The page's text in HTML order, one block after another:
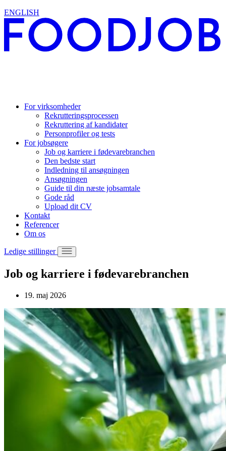
ENGLISH
For virksomheder
Rekrutteringsprocessen
Rekruttering af kandidater
Personprofiler og tests
For jobsøgere
Job og karriere i fødevarebranchen
Den bedste start
Indledning til ansøgningen
Ansøgningen
Guide til din næste jobsamtale
Gode råd
Upload dit CV
Kontakt
Referencer
Om os
Ledige stillinger
Job og karriere i fødevarebranchen
19. maj 2026